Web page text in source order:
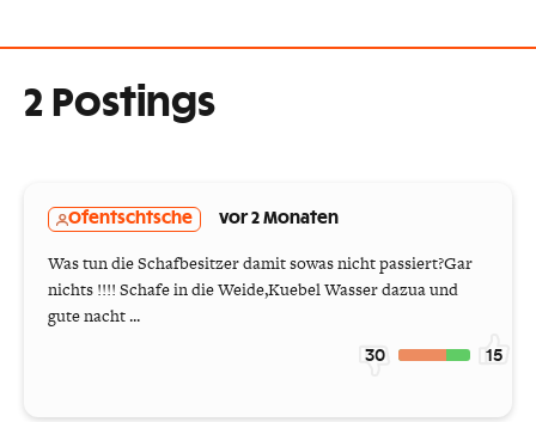
2 Postings
Ofentschtsche vor 2 Monaten
Was tun die Schafbesitzer damit sowas nicht passiert?Gar
nichts !!!! Schafe in die Weide,Kuebel Wasser dazua und
gute nacht ...
30 15